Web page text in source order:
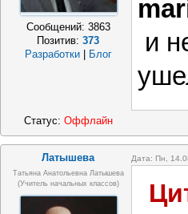
Сообщений: 3863
Позитив:373
Разработки
Блог
и
Статус: Оффлайн
Латышева Дата: Пн,
Татьяна Анатольевна Латышева
(учитель начальных классов)